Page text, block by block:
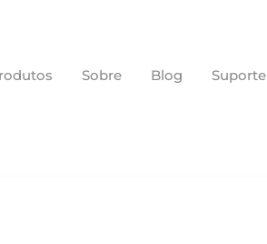
Sobre Blog Suporte